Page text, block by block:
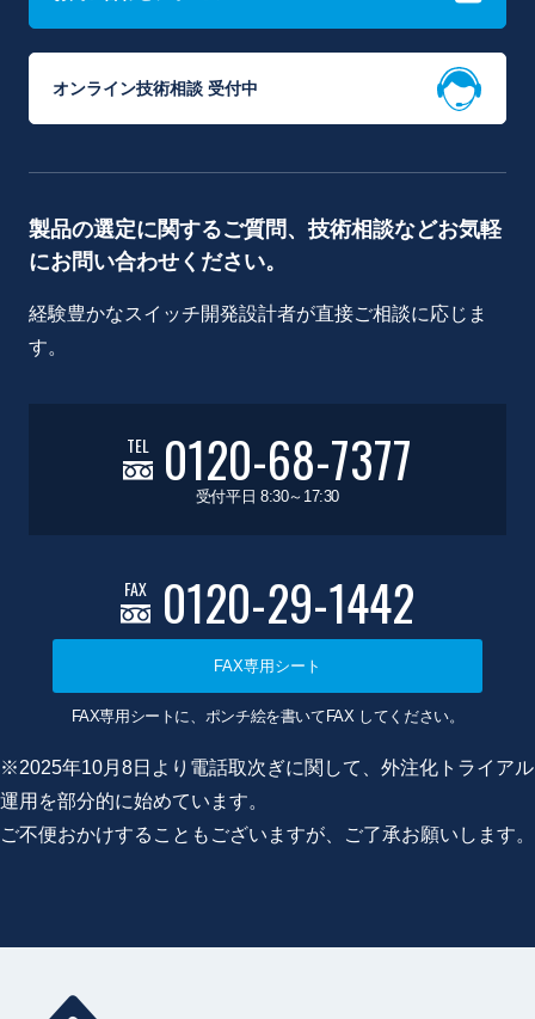
オンライン技術相談 受付中
製品の選定に関するご質問、技術相談などお気軽
にお問い合わせください。
経験豊かなスイッチ開発設計者が直接ご相談に応じま
す。
TEL 0120-68-7377
受付平日 8:30～17:30
FAX 0120-29-1442
FAX専用シート
FAX専用シートに、ポンチ絵を書いてFAX してください。
※2025年10月8日より電話取次ぎに関して、外注化トライアル
運用を部分的に始めています。
ご不便おかけすることもございますが、ご了承お願いします。